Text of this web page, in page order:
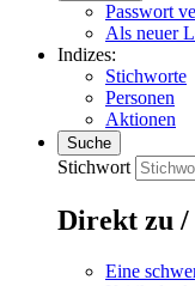
Passwort
Als neuer
Indizes:
Stichworte
Personen
Aktionen
Suche
Stichwort
Direkt zu
Eine